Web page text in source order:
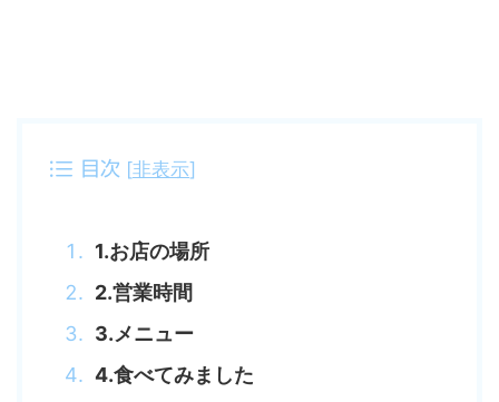
目次 [非表示]
1.お店の場所
2.営業時間
3.メニュー
4.食べてみました